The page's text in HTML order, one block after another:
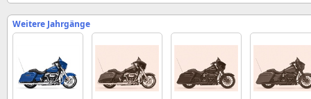
Weitere Jahrgänge